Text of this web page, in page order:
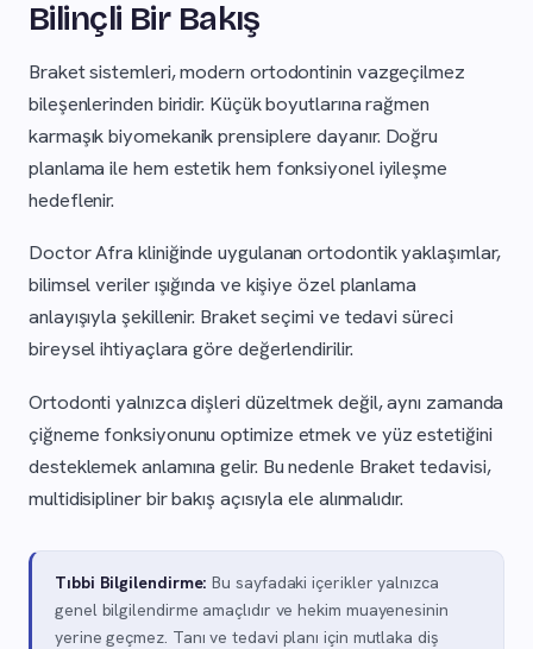
Bilinçli Bir Bakış
Braket sistemleri, modern ortodontinin vazgeçilmez
bileşenlerinden biridir. Küçük boyutlarına rağmen
karmaşık biyomekanik prensiplere dayanır. Doğru
planlama ile hem estetik hem fonksiyonel iyileşme
hedeflenir.
Doctor Afra kliniğinde uygulanan ortodontik yaklaşımlar,
bilimsel veriler ışığında ve kişiye özel planlama
anlayışıyla şekillenir. Braket seçimi ve tedavi süreci
bireysel ihtiyaçlara göre değerlendirilir.
Ortodonti yalnızca dişleri düzeltmek değil, aynı zamanda
çiğneme fonksiyonunu optimize etmek ve yüz estetiğini
desteklemek anlamına gelir. Bu nedenle Braket tedavisi,
multidisipliner bir bakış açısıyla ele alınmalıdır.
Tıbbi Bilgilendirme: Bu sayfadaki içerikler yalnızca
genel bilgilendirme amaçlıdır ve hekim muayenesinin
yerine geçmez. Tanı ve tedavi planı için mutlaka diş